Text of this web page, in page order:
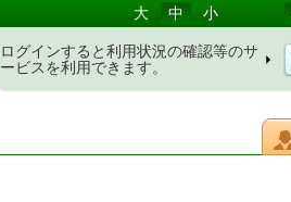
大 中 小
ログインすると利用状況の確認等のサ
ービスを利用できます。